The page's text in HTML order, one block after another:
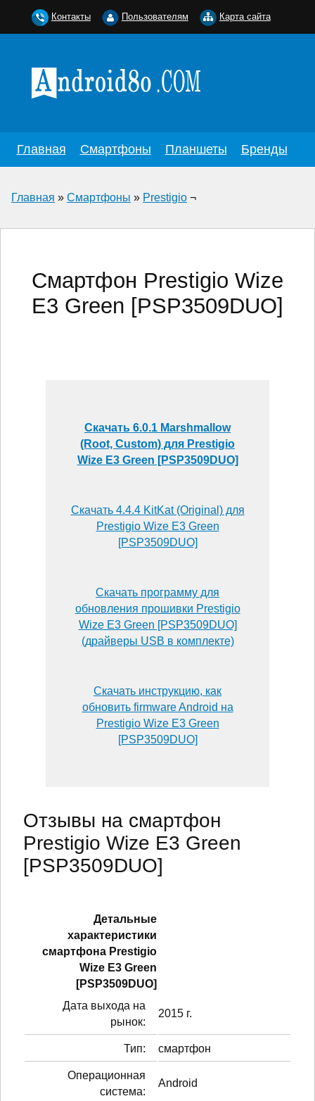
Главная Смартфоны Планшеты Бренды
Главная » Смартфоны » Prestigio ¬
Смартфон Prestigio Wize
E3 Green [PSP3509DUO]
Скачать 6.0.1 Marshmallow
(Root, Custom) для Prestigio
Wize E3 Green [PSP3509DUO]
Скачать 4.4.4 KitKat (Original) для
Prestigio Wize E3 Green
[PSP3509DUO]
Скачать программу для
обновления прошивки Prestigio
Wize E3 Green [PSP3509DUO]
(драйверы USB в комплекте)
Скачать инструкцию, как
обновить firmware Android на
Prestigio Wize E3 Green
[PSP3509DUO]
Отзывы на смартфон
Prestigio Wize E3 Green
[PSP3509DUO]
Детальные
характеристики
смартфонa Prestigio
Wize E3 Green
[PSP3509DUO]
Дата выхода на
рынок:
2015 г.
Тип: смартфон
Операционная
система:
Android
Контакты Пользователям Карта сайта